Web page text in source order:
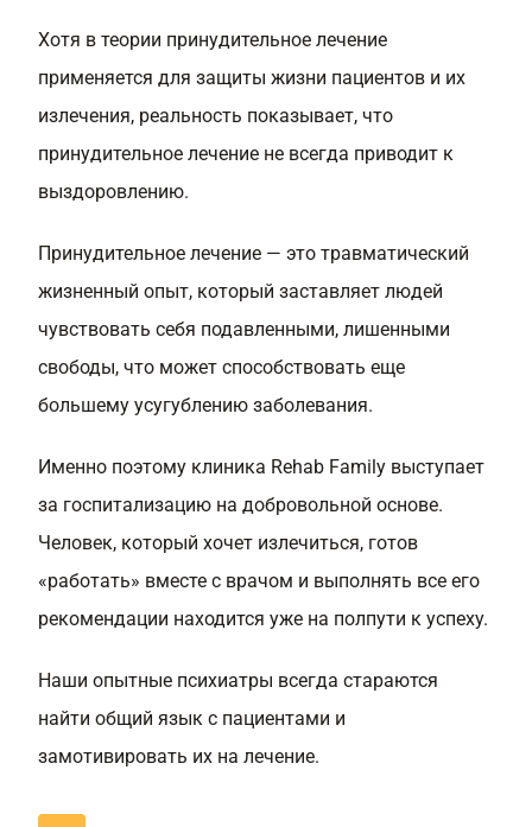
Хотя в теории принудительное лечение
применяется для защиты жизни пациентов и их
излечения, реальность показывает, что
принудительное лечение не всегда приводит к
выздоровлению.
Принудительное лечение — это травматический
жизненный опыт, который заставляет людей
чувствовать себя подавленными, лишенными
свободы, что может способствовать еще
большему усугублению заболевания.
Именно поэтому клиника Rehab Family выступает
за госпитализацию на добровольной основе.
Человек, который хочет излечиться, готов
«работать» вместе с врачом и выполнять все его
рекомендации находится уже на полпути к успеху.
Наши опытные психиатры всегда стараются
найти общий язык с пациентами и
замотивировать их на лечение.